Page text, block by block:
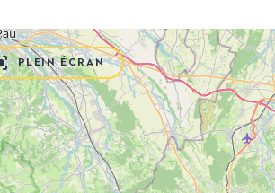
PLEIN ÉCRAN